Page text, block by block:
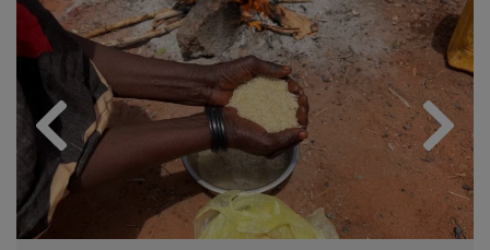
Previous Next